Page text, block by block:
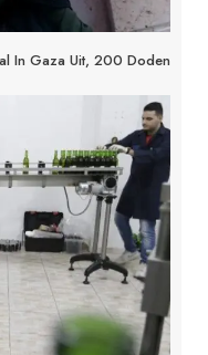
In Gaza Uit, 200 Doden